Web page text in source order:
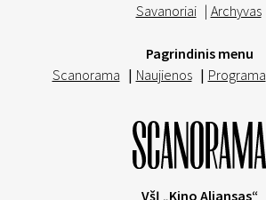
Savanoriai | Archyvas
Pagrindinis menu
Scanorama | Naujienos | Programa
VšĮ „Kino Aljansas“